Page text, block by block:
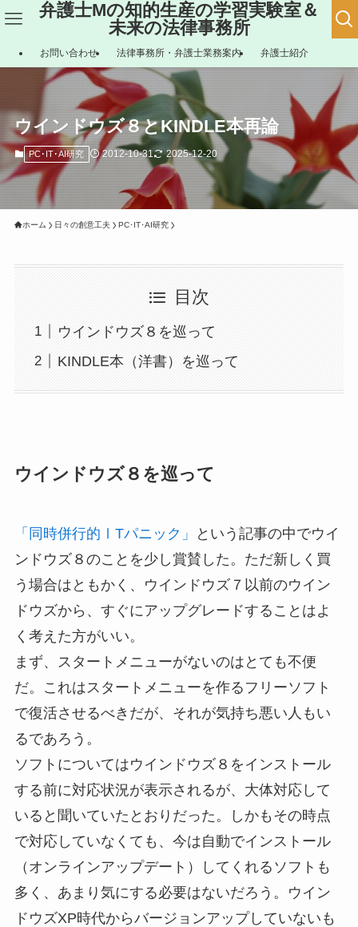
弁護士Mの知的生産の学習実験室＆
未来の法律事務所
お問い合わせ 法律事務所・弁護士業務案内 弁護士紹介
ウインドウズ８とKINDLE本再論
PC･IT･AI研究 2012-10-31 2025-12-20
ホーム 日々の創意工夫 PC･IT･AI研究
目次
ウインドウズ８を巡って
KINDLE本（洋書）を巡って
ウインドウズ８を巡って
「同時併行的ⅠTパニック」
という記事の中でウイ
ンドウズ８のことを少し賞賛した。ただ新しく買
う場合はともかく、ウインドウズ７以前のウイン
ドウズから、すぐにアップグレードすることはよ
く考えた方がいい。
まず、スタートメニューがないのはとても不便
だ。これはスタートメニューを作るフリーソフト
で復活させるべきだが、それが気持ち悪い人もい
るであろう。
ソフトについてはウインドウズ８をインストール
する前に対応状況が表示されるが、大体対応して
いると聞いていたとおりだった。しかもその時点
で対応していなくても、今は自動でインストール
（オンラインアップデート）してくれるソフトも
多く、あまり気にする必要はないだろう。ウイン
ドウズXP時代からバージョンアップしていないも